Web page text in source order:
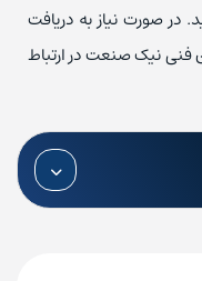
در صورت نیاز به دریافت
فنی نیک صنعت در ارتباط